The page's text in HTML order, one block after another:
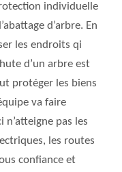
individuelle
d’arbre. En
les endroits qi
d’un arbre est
protéger les biens
va faire
n’atteigne pas les
les routes
confiance et